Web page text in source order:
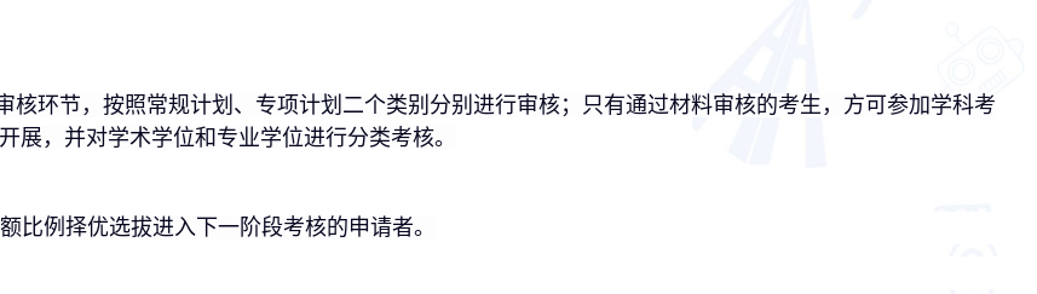
核环节，按照常规计划、专项计划二个类别分别进行审核；只有通过材料审核的考生，方可参加学科考
展，并对学术学位和专业学位进行分类考核。
比例择优选拔进入下一阶段考核的申请者。